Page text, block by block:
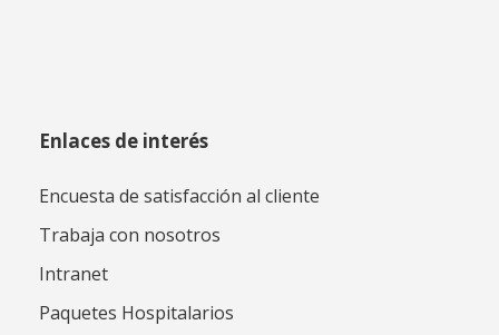
Enlaces de interés
Encuesta de satisfacción al cliente
Trabaja con nosotros
Intranet
Paquetes Hospitalarios